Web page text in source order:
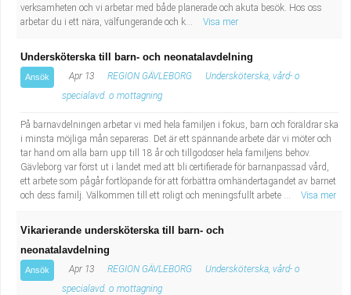
verksamheten och vi arbetar med både planerade och akuta besök. Hos oss
arbetar du i ett nära, välfungerande och k...
Visa mer
Undersköterska till barn- och neonatalavdelning
Ansök Apr 13 REGION GÄVLEBORG
Undersköterska, vård- o
specialavd. o mottagning
På barnavdelningen arbetar vi med hela familjen i fokus, barn och föräldrar ska
i minsta möjliga mån separeras. Det är ett spännande arbete där vi möter och
tar hand om alla barn upp till 18 år och tillgodoser hela familjens behov.
Gävleborg var först ut i landet med att bli certifierade för barnanpassad vård,
ett arbete som pågår fortlöpande för att förbättra omhändertagandet av barnet
och dess familj. Välkommen till ett roligt och meningsfullt arbete ...
Visa mer
Vikarierande undersköterska till barn- och
neonatalavdelning
Ansök Apr 13 REGION GÄVLEBORG
Undersköterska, vård- o
specialavd. o mottagning